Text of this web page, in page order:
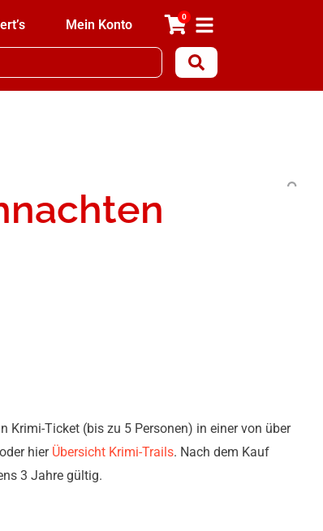
Mein Konto
0
Krimi-Ticket (bis zu 5 Personen) in einer von über
hier Übersicht Krimi-Trails. Nach dem Kauf
3 Jahre gültig.